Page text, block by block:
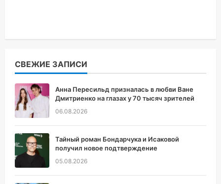
СВЕЖИЕ ЗАПИСИ
Анна Пересильд призналась в любви Ване
Дмитриенко на глазах у 70 тысяч зрителей
06.08.2026
Тайный роман Бондарчука и Исаковой
получил новое подтверждение
05.08.2026